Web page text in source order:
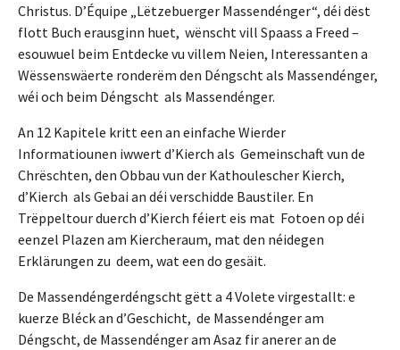
Christus. D’Équipe „Lëtzebuerger Massendénger“, déi dëst
flott Buch erausginn huet, wënscht vill Spaass a Freed –
esouwuel beim Entdecke vu villem Neien, Interessanten a
Wëssenswäerte ronderëm den Déngscht als Massendénger,
wéi och beim Déngscht als Massendénger.
An 12 Kapitele kritt een an einfache Wierder
Informatiounen iwwert d’Kierch als Gemeinschaft vun de
Chrëschten, den Obbau vun der Kathoulescher Kierch,
d’Kierch als Gebai an déi verschidde Baustiler. En
Trëppeltour duerch d’Kierch féiert eis mat Fotoen op déi
eenzel Plazen am Kiercheraum, mat den néidegen
Erklärungen zu deem, wat een do gesäit.
De Massendéngerdéngscht gëtt a 4 Volete virgestallt: e
kuerze Bléck an d’Geschicht, de Massendénger am
Déngscht, de Massendénger am Asaz fir anerer an de